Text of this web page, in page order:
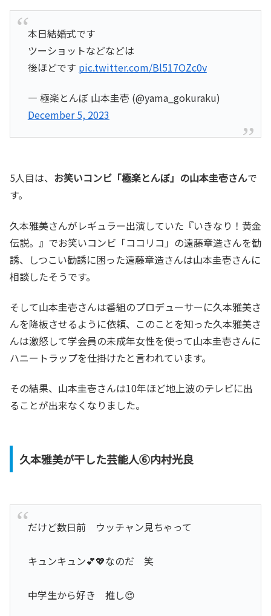
本日結婚式です
ツーショットなどなどは
後ほどです pic.twitter.com/Bl517OZc0v
— 極楽とんぼ 山本圭壱 (@yama_gokuraku)
December 5, 2023
5人目は、 お笑いコンビ「極楽とんぼ」の山本圭壱さんで
す。
久本雅美さんがレギュラー出演していた『いきなり！黄金
伝説。』でお笑いコンビ「ココリコ」の遠藤章造さんを勧
誘、しつこい勧誘に困った遠藤章造さんは山本圭壱さんに
相談したそうです。
そして山本圭壱さんは番組のプロデューサーに久本雅美さ
んを降板させるように依頼、このことを知った久本雅美さ
んは激怒して学会員の未成年女性を使って山本圭壱さんに
ハニートラップを仕掛けたと言われています。
その結果、山本圭壱さんは10年ほど地上波のテレビに出
ることが出来なくなりました。
久本雅美が干した芸能人⑥内村光良
だけど数日前 ウッチャン見ちゃって
キュンキュン💕💖なのだ 笑
中学生から好き 推し😍